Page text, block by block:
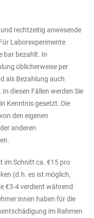
rechtzeitig anwesende
Laborexperimente
bar bezahlt. In
üblicherweise per
als Bezahlung auch
diesen Fällen werden Sie
Kenntnis gesetzt. Die
den eigenen
anderen
im Schnitt ca. €15 pro
(d.h. es ist möglich,
€3-4 verdient während
haben für die
im Rahmen